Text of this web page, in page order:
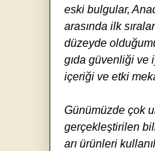
eski bulgular,
arasında ilk
düzeyde
gıda güvenliği ve
içeriği ve etki
Günümüzde çok
gerçekleştirilen
arı ürünleri